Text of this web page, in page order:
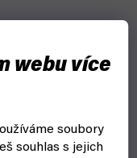
webu více
soubory
souhlas s jejich